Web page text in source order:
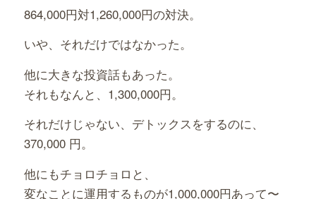
864,000円対1,260,000円の対決。
いや、それだけではなかった。
他に大きな投資話もあった。
それもなんと、1,300,000円。
それだけじゃない、デトックスをするのに、
370,000 円。
他にもチョロチョロと、
変なことに運用するものが1,000,000円あって〜